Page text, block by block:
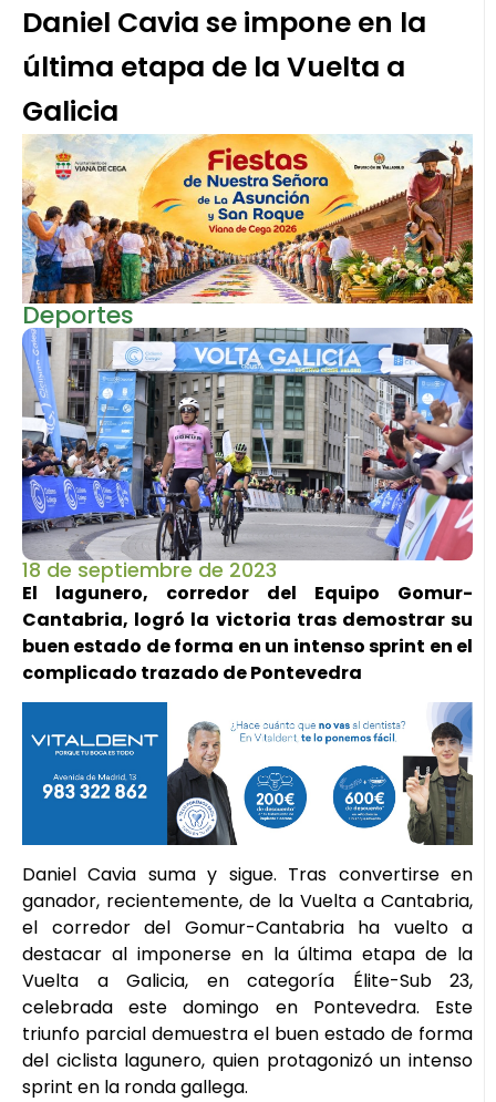
Daniel Cavia se impone en la
última etapa de la Vuelta a
Galicia
Deportes
18 de septiembre de 2023
El lagunero, corredor del Equipo Gomur-
Cantabria, logró la victoria tras demostrar su
buen estado de forma en un intenso sprint en el
complicado trazado de Pontevedra
Daniel Cavia suma y sigue. Tras convertirse en
ganador, recientemente, de la Vuelta a Cantabria,
el corredor del Gomur-Cantabria ha vuelto a
destacar al imponerse en la última etapa de la
Vuelta a Galicia, en categoría Élite-Sub 23,
celebrada este domingo en Pontevedra. Este
triunfo parcial demuestra el buen estado de forma
del ciclista lagunero, quien protagonizó un intenso
sprint en la ronda gallega.